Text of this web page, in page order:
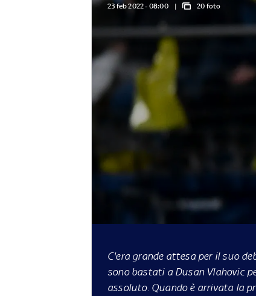
23 feb 2022 - 08:00 20 foto
C'era grande attesa per il suo
sono bastati a Dusan Vlahovic
assoluto. Quando è arrivata la